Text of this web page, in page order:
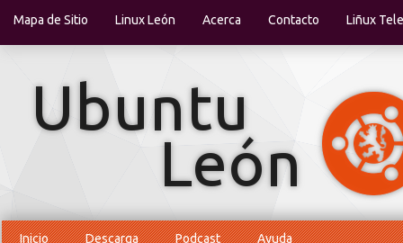
Mapa de Sitio Linux León Acerca Contacto Liñux
Inicio Descarga Podcast Ayuda